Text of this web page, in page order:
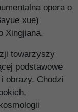
opera o
xue)
Xingjiana.
towarzyszy
podstawowe
obrazy. Chodzi